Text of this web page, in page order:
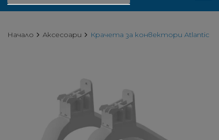
Начало Аксесоари Крачета за конвектори Atlantic